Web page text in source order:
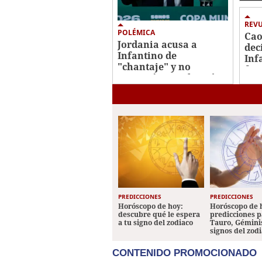
POLÉMICA
Jordania acusa a
Infantino de
"chantaje" y no
apoyará su reelección
PREDICCIONES
Horóscopo de hoy:
descubre qué le espera
a tu signo del zodiaco
PREDICCIONES
Horóscopo de
predicciones
Tauro,
signos del
CONTENIDO PROMOCIONADO